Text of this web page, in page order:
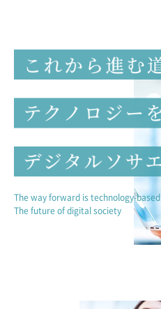
The way forward is technology-based
The future of digital society